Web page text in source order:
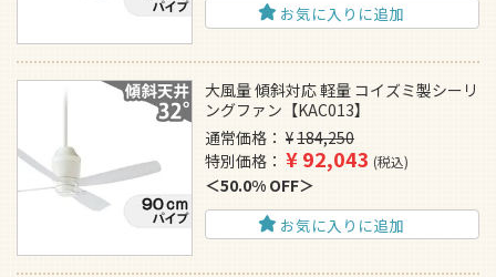
お気に入りに追加
大風量 傾斜対応 軽量 コイズミ製シーリ
ングファン【KAC013】
通常価格
¥184,250
特別価格
¥92,043 税込
50.0% OFF
お気に入りに追加